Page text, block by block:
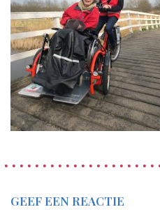
GEEF EEN REACTIE